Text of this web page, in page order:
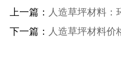
上一篇： 人造草坪材料：
下一篇： 人造草坪材料价